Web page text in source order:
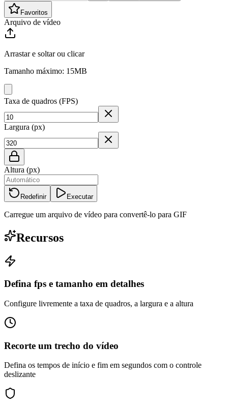
Favoritos
Arquivo de vídeo
Arrastar e soltar ou clicar
Tamanho máximo: 15MB
Taxa de quadros (FPS)
Largura (px)
Altura (px)
Redefinir Executar
Carregue um arquivo de vídeo para convertê-lo para GIF
Recursos
Defina fps e tamanho em detalhes
Configure livremente a taxa de quadros, a largura e a altura
Recorte um trecho do vídeo
Defina os tempos de início e fim em segundos com o controle
deslizante